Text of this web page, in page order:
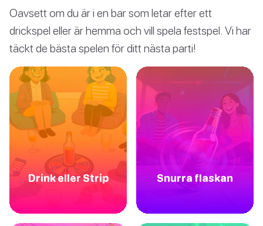
Oavsett om du är i en bar som letar efter ett
drickspel eller är hemma och vill spela festspel. Vi har
täckt de bästa spelen för ditt nästa parti!
Drink eller Strip Snurra flaskan